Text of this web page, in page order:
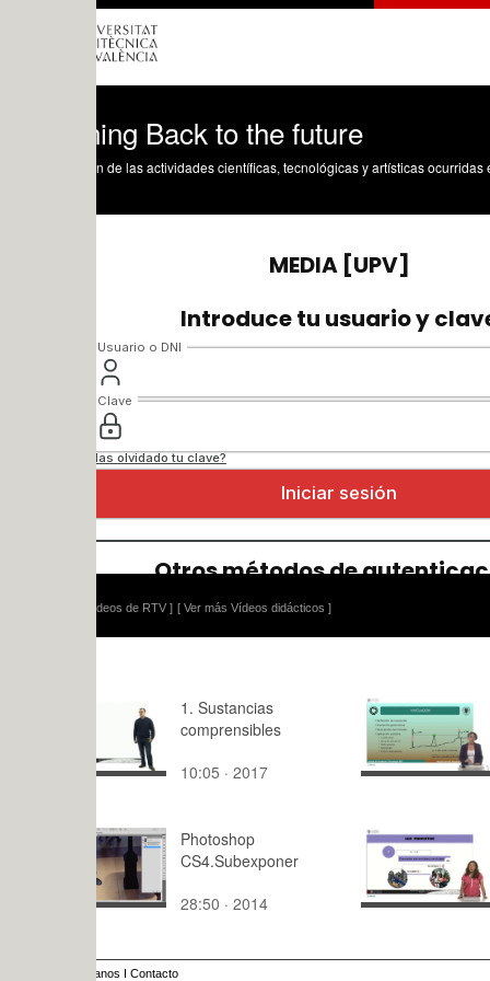
Back to the future
de las actividades científicas, tecnológicas y artísticas ocurridas en los tres
[ Ver más Vídeos didácticos ]
1. Sustancias
comprensibles
10:05 · 2017
Métodos
Nivelación.
7:54 · 2025
Photoshop
CS4.Subexponer
28:50 · 2014
Los
1:11 · 2015